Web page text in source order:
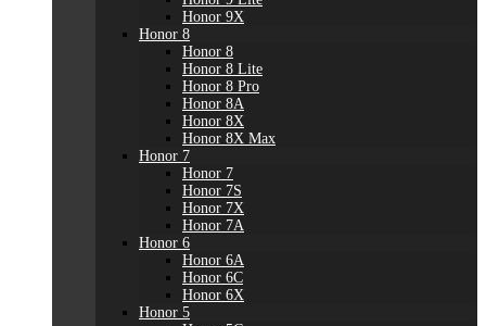
Honor 9X
Honor 8
Honor 8
Honor 8 Lite
Honor 8 Pro
Honor 8A
Honor 8X
Honor 8X Max
Honor 7
Honor 7
Honor 7S
Honor 7X
Honor 7A
Honor 6
Honor 6A
Honor 6C
Honor 6X
Honor 5